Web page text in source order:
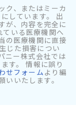
ク、またはミーカ
しています。 出
が、内容を完全に
いる医療機関へ
の医療機関に直接
じた損害につい
ニー株式会社では
す。 情報に誤り
せフォーム より編
いたします。